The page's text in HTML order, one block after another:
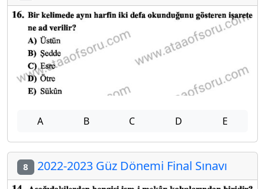
A B C D E
8 2022-2023 Güz Dönemi Final Sınavı